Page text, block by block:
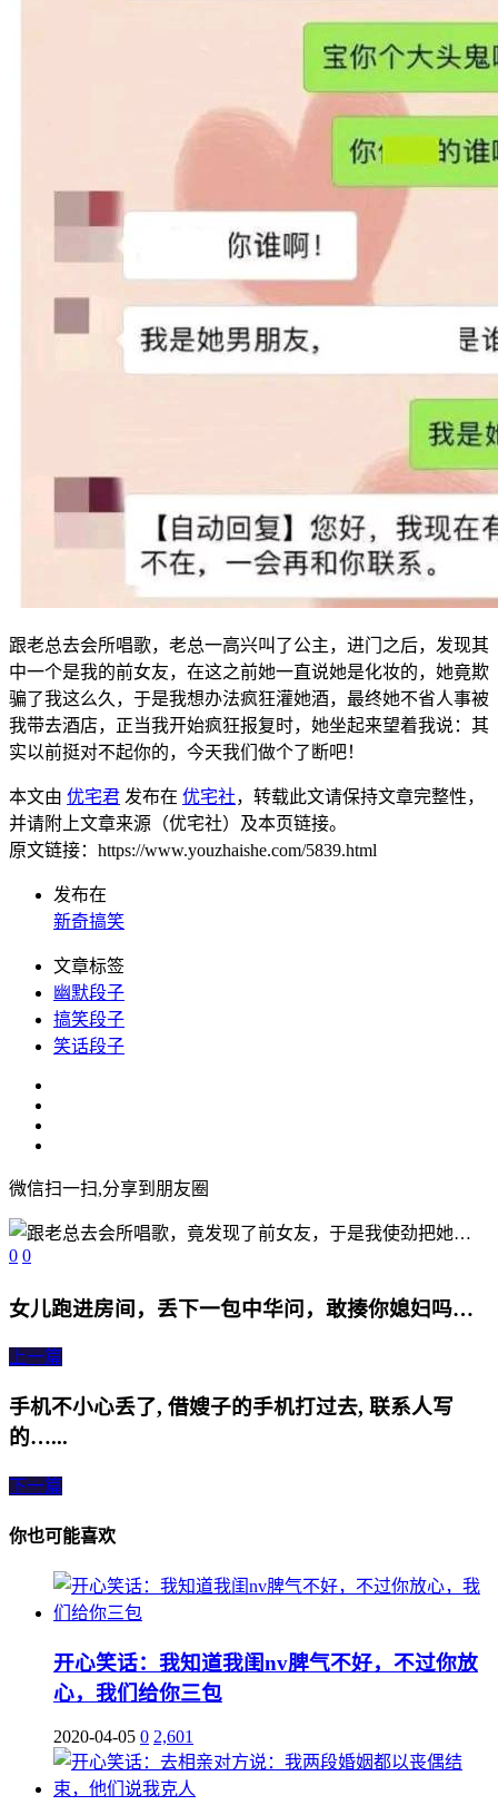
跟老总去会所唱歌，老总一高兴叫了公主，进门之后，发现其
中一个是我的前女友，在这之前她一直说她是化妆的，她竟欺
骗了我这么久，于是我想办法疯狂灌她酒，最终她不省人事被
我带去酒店，正当我开始疯狂报复时，她坐起来望着我说：其
实以前挺对不起你的，今天我们做个了断吧！
本文由 优宅君 发布在 优宅社，转载此文请保持文章完整性，
并请附上文章来源（优宅社）及本页链接。
原文链接：https://www.youzhaishe.com/5839.html
发布在
新奇搞笑
文章标签
幽默段子
搞笑段子
笑话段子
微信扫一扫,分享到朋友圈
0 0
女儿跑进房间，丢下一包中华问，敢揍你媳妇吗…
上一篇
手机不小心丢了, 借嫂子的手机打过去, 联系人写
的…...
下一篇
你也可能喜欢
开心笑话：我知道我闺nv脾气不好，不过你放
心，我们给你三包
2020-04-05 0 2,601